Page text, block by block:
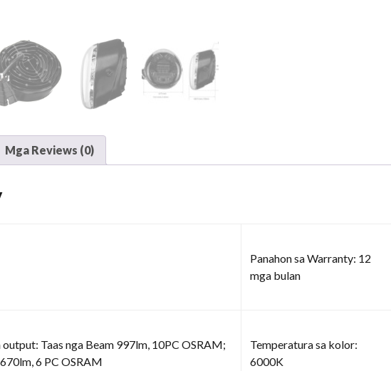
Mga Reviews (0)
Panahon sa Warranty: 12
mga bulan
Taas nga Beam 997lm, 10PC OSRAM;
6 PC OSRAM
Temperatura sa kolor:
6000K